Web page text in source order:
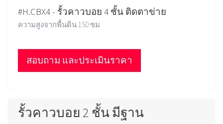
#H.CBX4 - รั้วคาวบอย 4 ชั้น ติดตาข่าย
ความสูงจากพื้นดิน 150 ซม
สอบถาม และประเมินราคา
รั้วคาวบอย 2 ชั้น มีฐาน